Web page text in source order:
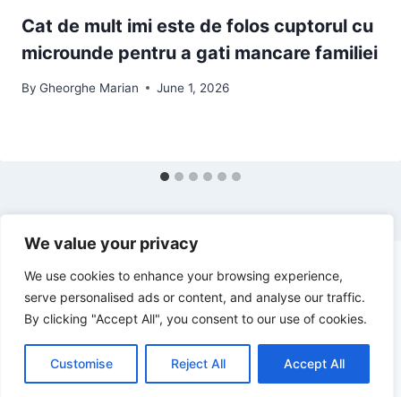
We value your privacy
We use cookies to enhance your browsing experience,
serve personalised ads or content, and analyse our traffic.
By clicking "Accept All", you consent to our use of cookies.
Customise Reject All Accept All
Cat de mult imi este de folos cuptorul cu
microunde pentru a gati mancare familiei
By Gheorghe Marian June 1, 2026
© 2026 Stiri de top - WordPress Theme by
Kadence WP